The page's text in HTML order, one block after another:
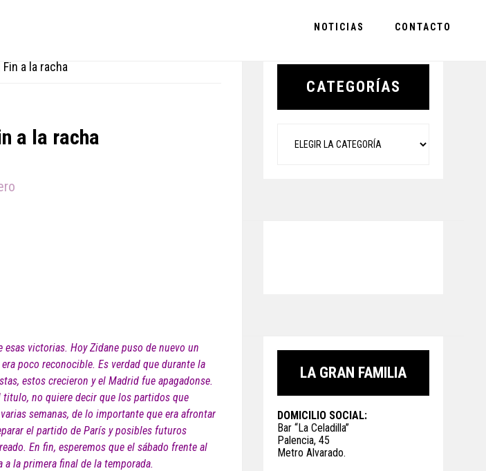
NOTICIAS CONTACTO
a la racha
a la racha
victorias. Hoy Zidane puso de nuevo un
poco reconocible. Es verdad que durante la
estos crecieron y el Madrid fue apagadonse.
no quiere decir que los partidos que
semanas, de lo importante que era afrontar
el partido de París y posibles futuros
En fin, esperemos que el sábado frente al
la primera final de la temporada.
Primary
CATEGORÍAS
LA GRAN FAMILIA
DOMICILIO SOCIAL:
Bar “La Celadilla”
Palencia, 45
Metro Alvarado.